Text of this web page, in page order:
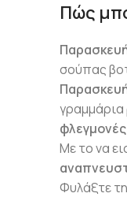
Πώς
σούπας
γραμμάρια
φλεγμονές
Με το να
Φυλάξτε